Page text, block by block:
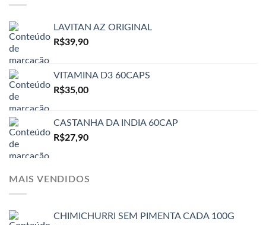
LAVITAN AZ ORIGINAL
R$39,90
VITAMINA D3 60CAPS
R$35,00
CASTANHA DA INDIA 60CAP
R$27,90
MAIS VENDIDOS
CHIMICHURRI SEM PIMENTA CADA 100G